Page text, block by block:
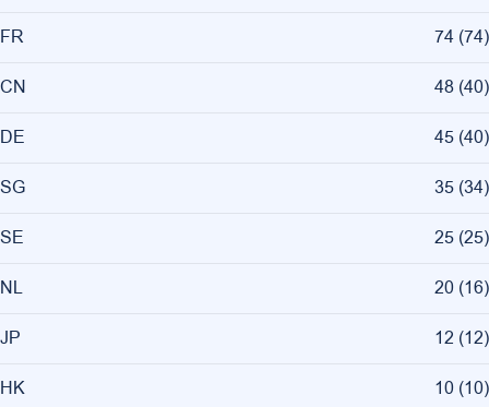
FR 74 (74)
CN 48 (40)
DE 45 (40)
SG 35 (34)
SE 25 (25)
NL 20 (16)
JP 12 (12)
HK 10 (10)